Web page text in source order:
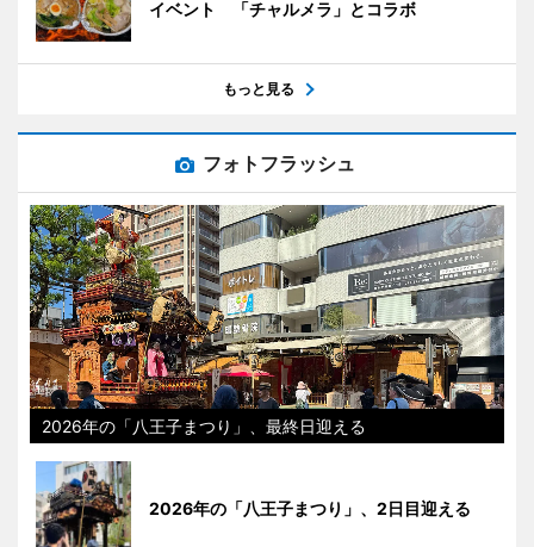
イベント 「チャルメラ」とコラボ
もっと見る
フォトフラッシュ
2026年の「八王子まつり」、最終日迎える
2026年の「八王子まつり」、2日目迎える